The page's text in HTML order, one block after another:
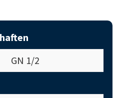
GN 1/2